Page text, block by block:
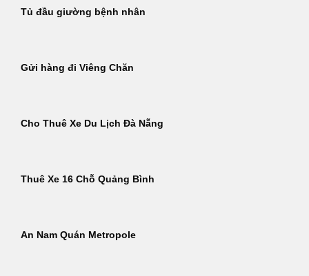
Tủ đầu giường bệnh nhân
Gửi hàng đi Viêng Chăn
Cho Thuê Xe Du Lịch Đà Nẵng
Thuê Xe 16 Chỗ Quảng Bình
An Nam Quán Metropole